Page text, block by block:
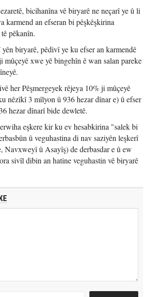
bicihanîna vê biryarê ne neçarî ye û li
karmend an efseran bi pêşkêşkirina
pêkanîn.
biryarê, pêdivî ye ku efser an karmendê
mûçeyê xwe yê bingehîn ê wan salan pareke
her Pêşmergeyek rêjeya 10% ji mûçeyê
nêzîkî 3 mîlyon û 936 hezar dînar e) û efser
hezar dînarî bide dewletê.
eşkere kir ku ev hesabkirina "salek bi
û veguhastina di nav saziyên leşkerî
Navxweyî û Asayîş) de derbasdar e û ew
sivîl dibin an hatine veguhastin vê biryarê